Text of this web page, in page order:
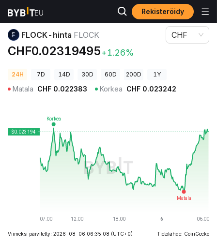
Rekisteröidy
Kryptohinnat
FLOCK-hinta FLOCK
CHF0.02319495+1.26%
CHF
24H 7D 14D 30D 60D 200D 1Y
Matala CHF 0.022383 Korkea CHF 0.023242
Viimeksi päivitetty: 2026-08-06 06:35:08 (UTC+0)
Tietolähde: CoinGecko